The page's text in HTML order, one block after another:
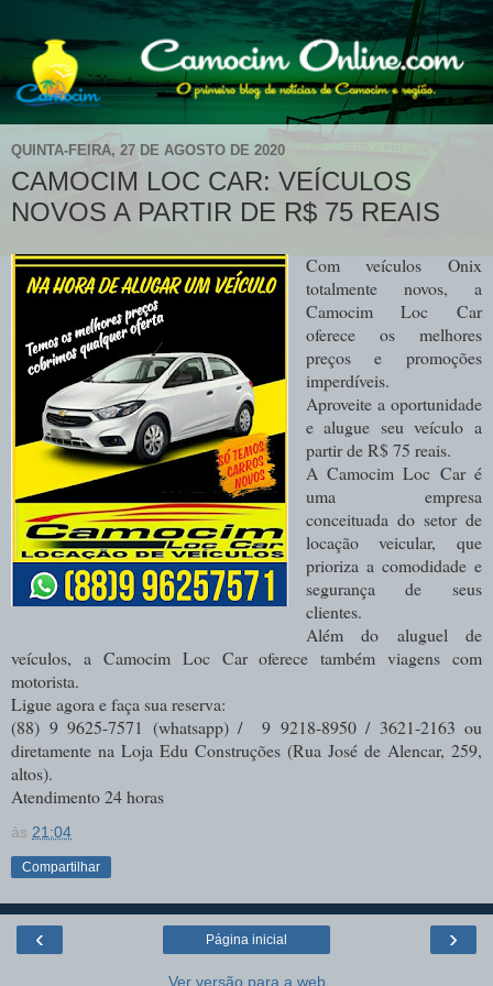
QUINTA-FEIRA, 27 DE AGOSTO DE 2020
CAMOCIM LOC CAR: VEÍCULOS
NOVOS A PARTIR DE R$ 75 REAIS
Com veículos Onix
totalmente novos, a
Camocim Loc Car
oferece os melhores
preços e promoções
imperdíveis.
Aproveite a oportunidade
e alugue seu veículo a
partir de R$ 75 reais.
A Camocim Loc Car é
uma empresa
conceituada do setor de
locação veicular, que
prioriza a comodidade e
segurança de seus
clientes.
Além do aluguel de
veículos, a Camocim Loc Car oferece também viagens com
motorista.
Ligue agora e faça sua reserva:
(88) 9 9625-7571 (whatsapp) / 9 9218-8950 / 3621-2163 ou
diretamente na Loja Edu Construções (Rua José de Alencar, 259,
altos).
Atendimento 24 horas
às 21:04
Compartilhar
‹ ›
Página inicial
Ver versão para a web